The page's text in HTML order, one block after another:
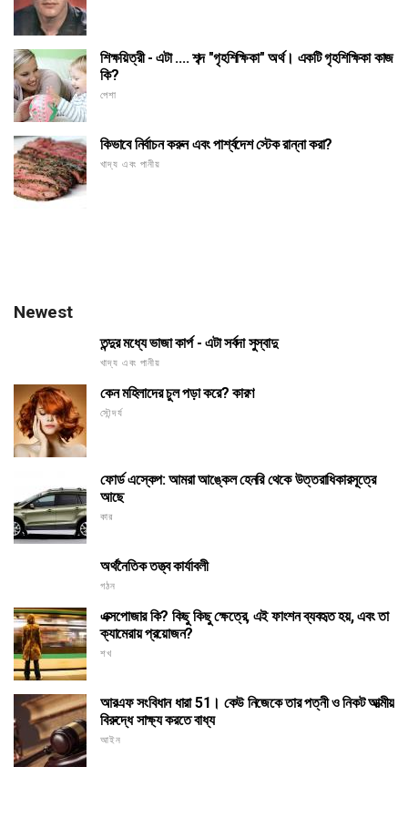
শিক্ষয়িত্রী - এটা .... শব্দ "গৃহশিক্ষিকা" অর্থ। একটি গৃহশিক্ষিকা কাজ
কি?
পেশা
কিভাবে নির্বাচন করুন এবং পার্শ্বদেশ স্টেক রান্না করা?
খাদ্য এবং পানীয়
Newest
তন্দুর মধ্যে ভাজা কার্প - এটা সর্বদা সুস্বাদু
খাদ্য এবং পানীয়
কেন মহিলাদের চুল পড়া করে? কারণ
সৌন্দর্য
ফোর্ড এস্কেপ: আমরা আঙ্কেল হেনরি থেকে উত্তরাধিকারসূত্রে
আছে
কার
অর্থনৈতিক তত্ত্ব কার্যাবলী
গঠন
এক্সপোজার কি? কিছু কিছু ক্ষেত্রে, এই ফাংশন ব্যবহৃত হয়, এবং তা
ক্যামেরায় প্রয়োজন?
শখ
আরএফ সংবিধান ধারা 51। কেউ নিজেকে তার পত্নী ও নিকট আত্মীয়
বিরুদ্ধে সাক্ষ্য করতে বাধ্য
আইন